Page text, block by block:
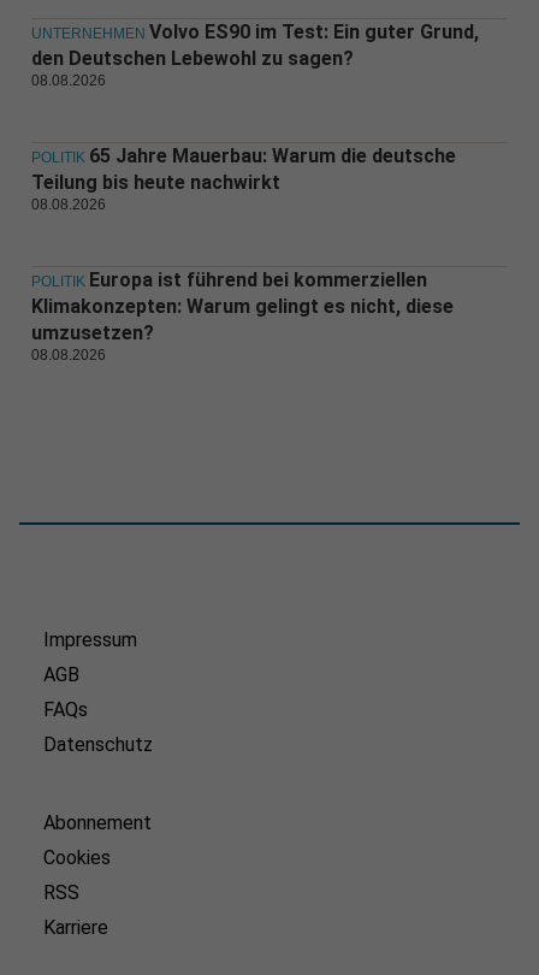
UNTERNEHMEN Volvo ES90 im Test: Ein guter Grund,
den Deutschen Lebewohl zu sagen?
08.08.2026
POLITIK 65 Jahre Mauerbau: Warum die deutsche
Teilung bis heute nachwirkt
08.08.2026
POLITIK Europa ist führend bei kommerziellen
Klimakonzepten: Warum gelingt es nicht, diese
umzusetzen?
08.08.2026
Impressum
AGB
FAQs
Datenschutz
Abonnement
Cookies
RSS
Karriere